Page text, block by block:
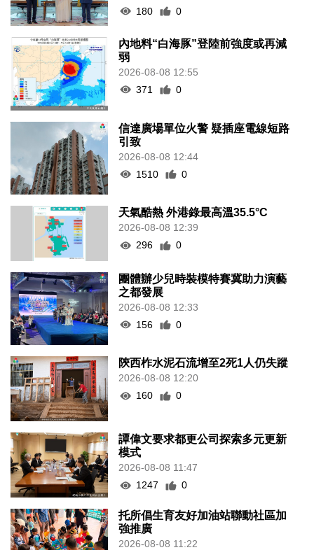
180
0
內地料“白海豚”登陸前強度或再減
弱
2026-08-08 12:55
371
0
信達廣場單位火警 疑插座電線短路
引致
2026-08-08 12:44
1510
0
天氣酷熱 外港錄最高溫35.5°C
2026-08-08 12:39
296
0
團體辦少兒時裝模特賽冀助力演藝
之都發展
2026-08-08 12:33
156
0
陝西柞水泥石流增至2死1人仍失蹤
2026-08-08 12:20
160
0
譚偉文要求都更公司探索多元更新
模式
2026-08-08 11:47
1247
0
托所倡生育友好加油站聯動社區加
強推廣
2026-08-08 11:22